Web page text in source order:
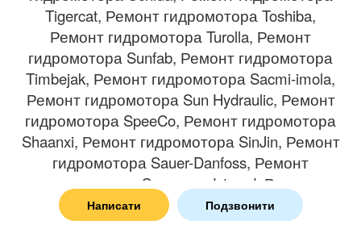
Написати Подзвонити
Tigercat, Ремонт гидромотора Toshiba,
Ремонт гидромотора Turolla, Ремонт
гидромотора Sunfab, Ремонт гидромотора
Timbejak, Ремонт гидромотора Sacmi-imola,
Ремонт гидромотора Sun Hydraulic, Ремонт
гидромотора SpeeCo, Ремонт гидромотора
Shaanxi, Ремонт гидромотора SinJin, Ремонт
гидромотора Sauer-Danfoss, Ремонт
гидромотора Sauer sundstrand, Ремонт
гидромотора Sundstrand, Ремонт